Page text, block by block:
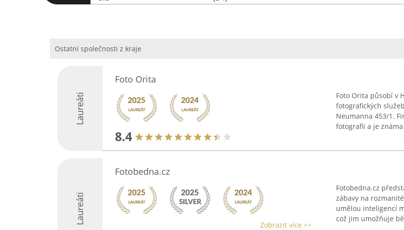
Ostatní společnosti z kraje
Laureáti
Foto Orita
8.4
Foto Orita působí v
fotografických
Neumanna 453/1.
fotografii a je známa
Laureáti
Fotobedna.cz
Zobrazit více >>
Fotobedna.cz
zábavy na
umělou inteligencí
což jim umožňuje